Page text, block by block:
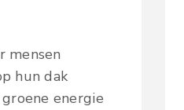
mensen
hun dak
energie